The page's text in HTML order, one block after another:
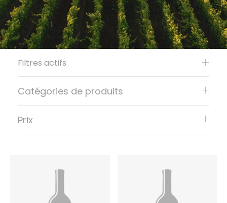
Filtres actifs
Catégories de produits
Prix